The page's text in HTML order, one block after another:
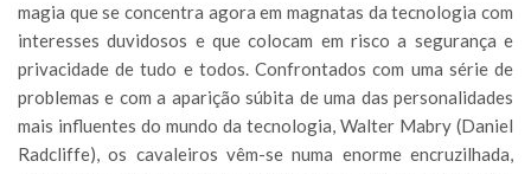
magia que se concentra agora em magnatas da tecnologia com
interesses duvidosos e que colocam em risco a segurança e
privacidade de tudo e todos. Confrontados com uma série de
problemas e com a aparição súbita de uma das personalidades
mais influentes do mundo da tecnologia, Walter Mabry (Daniel
Radcliffe), os cavaleiros vêm-se numa enorme encruzilhada,